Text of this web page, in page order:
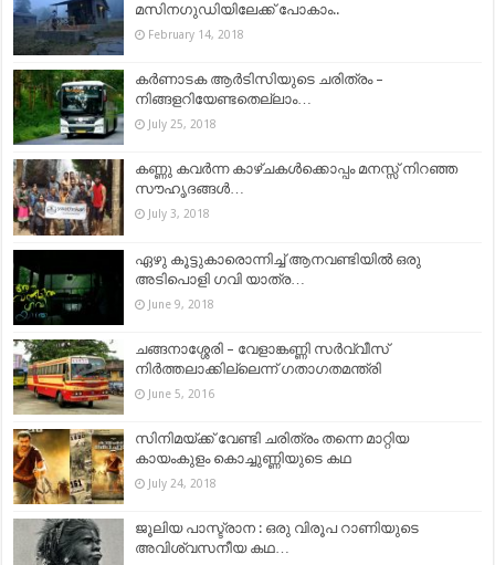
മസിനഗുഡിയിലേക്ക് പോകാം..
February 14, 2018
കര്‍ണാടക ആര്‍ടിസിയുടെ ചരിത്രം –
നിങ്ങളറിയേണ്ടതെല്ലാം…
July 25, 2018
കണ്ണു കവർന്ന കാഴ്ചകൾക്കൊപ്പം മനസ്സ് നിറഞ്ഞ
സൗഹൃദങ്ങൾ…
July 3, 2018
ഏഴു കൂട്ടുകാരൊന്നിച്ച് ആനവണ്ടിയിൽ ഒരു
അടിപൊളി ഗവി യാത്ര…
June 9, 2018
ചങ്ങനാശ്ശേരി – വേളാങ്കണ്ണി സര്‍വ്വീസ്
നിര്‍ത്തലാക്കില്ലെന്ന് ഗതാഗതമന്ത്രി
June 5, 2016
സിനിമയ്ക്ക് വേണ്ടി ചരിത്രം തന്നെ മാറ്റിയ
കായംകുളം കൊച്ചുണ്ണിയുടെ കഥ
July 24, 2018
ജൂലിയ പാസ്ട്രാന : ഒരു വിരൂപ റാണിയുടെ
അവിശ്വസനീയ കഥ…